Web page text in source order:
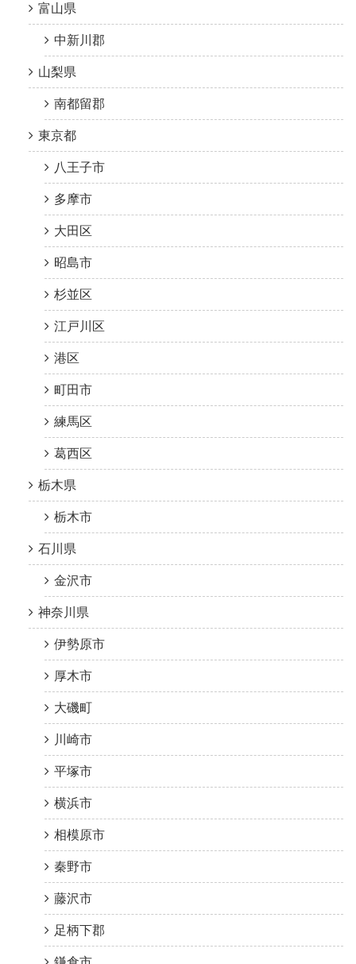
富山県
中新川郡
山梨県
南都留郡
東京都
八王子市
多摩市
大田区
昭島市
杉並区
江戸川区
港区
町田市
練馬区
葛西区
栃木県
栃木市
石川県
金沢市
神奈川県
伊勢原市
厚木市
大磯町
川崎市
平塚市
横浜市
相模原市
秦野市
藤沢市
足柄下郡